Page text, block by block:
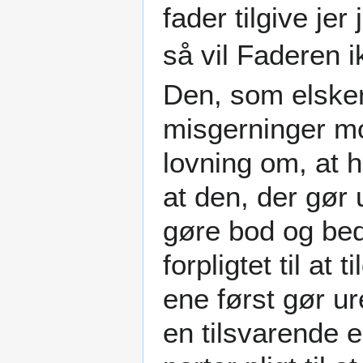
fader tilgive jer
så vil Faderen
Den, som
misgerninger
lovning om, at
at den, der gør
gøre bod og
forpligtet til at
ene først gør
en tilsvarende